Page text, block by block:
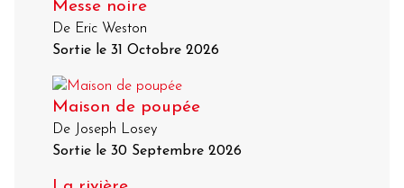
Messe noire
De Eric Weston
Sortie le 31 Octobre 2026
Maison de poupée
De Joseph Losey
Sortie le 30 Septembre 2026